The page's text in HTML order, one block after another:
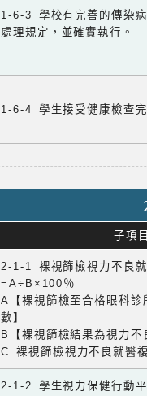
1-6-3 學校有完善的傳染
處理規定，並確實執行。
1-6-4 學生接受健康檢查完
子項目
2-1-1 裸視篩檢視力不良
=A÷B×100％
A【裸視篩檢至合格眼科診
數】
B【裸視篩檢結果為視力不
C 裸視篩檢視力不良就醫
2-1-2 學生視力保健行動